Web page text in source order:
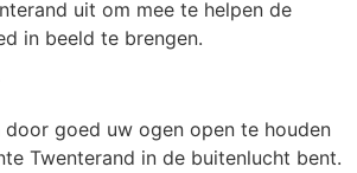
uit om mee te helpen de
in beeld te brengen.
door goed uw ogen open te houden
Twenterand in de buitenlucht bent.